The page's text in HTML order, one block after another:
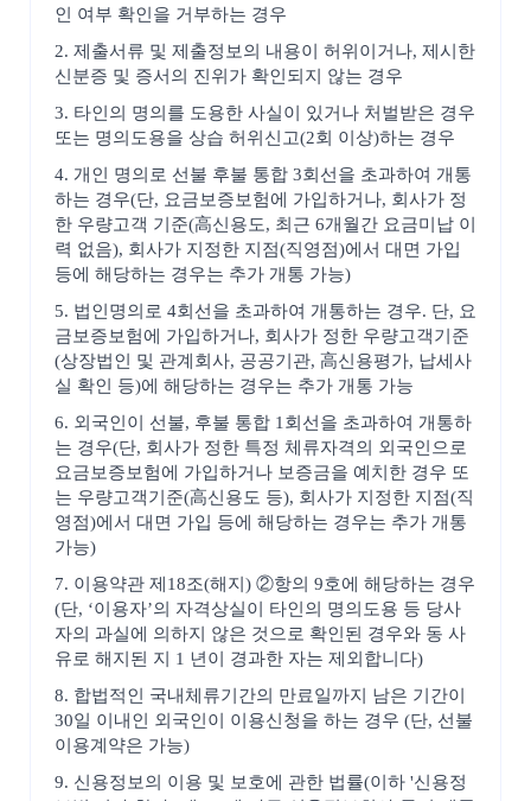
인 여부 확인을 거부하는 경우
2. 제출서류 및 제출정보의 내용이 허위이거나, 제시한
신분증 및 증서의 진위가 확인되지 않는 경우
3. 타인의 명의를 도용한 사실이 있거나 처벌받은 경우
또는 명의도용을 상습 허위신고(2회 이상)하는 경우
4. 개인 명의로 선불 후불 통합 3회선을 초과하여 개통
하는 경우(단, 요금보증보험에 가입하거나, 회사가 정
한 우량고객 기준(高신용도, 최근 6개월간 요금미납 이
력 없음), 회사가 지정한 지점(직영점)에서 대면 가입
등에 해당하는 경우는 추가 개통 가능)
5. 법인명의로 4회선을 초과하여 개통하는 경우. 단, 요
금보증보험에 가입하거나, 회사가 정한 우량고객기준
(상장법인 및 관계회사, 공공기관, 高신용평가, 납세사
실 확인 등)에 해당하는 경우는 추가 개통 가능
6. 외국인이 선불, 후불 통합 1회선을 초과하여 개통하
는 경우(단, 회사가 정한 특정 체류자격의 외국인으로
요금보증보험에 가입하거나 보증금을 예치한 경우 또
는 우량고객기준(高신용도 등), 회사가 지정한 지점(직
영점)에서 대면 가입 등에 해당하는 경우는 추가 개통
가능)
7. 이용약관 제18조(해지) ②항의 9호에 해당하는 경우
(단, ‘이용자’의 자격상실이 타인의 명의도용 등 당사
자의 과실에 의하지 않은 것으로 확인된 경우와 동 사
유로 해지된 지 1 년이 경과한 자는 제외합니다)
8. 합법적인 국내체류기간의 만료일까지 남은 기간이
30일 이내인 외국인이 이용신청을 하는 경우 (단, 선불
이용계약은 가능)
9. 신용정보의 이용 및 보호에 관한 법률(이하 '신용정